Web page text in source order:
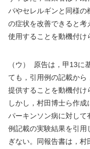
パやセレルギンと同様の
の症状を改善できると考
使用することを動機付け
（ウ） 原告は，甲13に
ても，引用例の記載から
提供することを動機付け
しかし，村田博士ら作成
パーキンソン病に対して
例記載の実験結果を引用
ぎない。同報告書は，村